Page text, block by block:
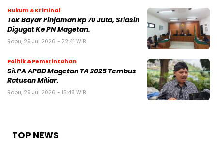
Hukum & Kriminal
Tak Bayar Pinjaman Rp 70 Juta, Sriasih
Digugat Ke PN Magetan.
Rabu, 29 Jul 2026 - 22:41 WIB
Politik & Pemerintahan
SiLPA APBD Magetan TA 2025 Tembus
Ratusan Miliar.
Rabu, 29 Jul 2026 - 15:48 WIB
TOP NEWS